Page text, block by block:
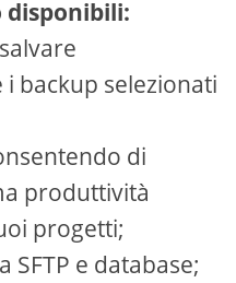
backup selezionati
di
produttività
progetti;
SFTP e database;